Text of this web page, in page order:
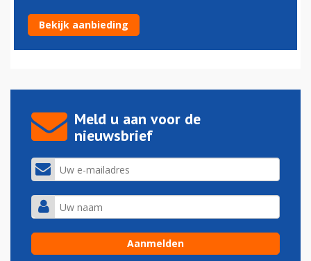
Wizz Air vliegt nu ook met Airbus A320neo
05-06-2020 - 09:53
Meld u aan voor de
nieuwsbrief
Bekijk aanbieding